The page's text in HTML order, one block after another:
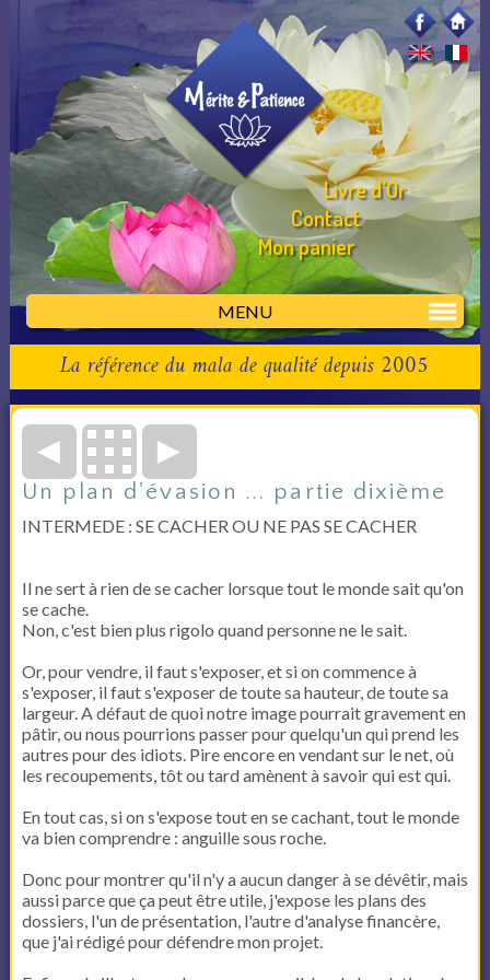
MENU
Livre d'Or
Contact
Mon panier
La référence du mala de qualité depuis 2005
◄ ►
Un plan d'évasion ... partie dixième
INTERMEDE : SE CACHER OU NE PAS SE CACHER
Il ne sert à rien de se cacher lorsque tout le monde sait qu'on
se cache.
Non, c'est bien plus rigolo quand personne ne le sait.
Or, pour vendre, il faut s'exposer, et si on commence à
s'exposer, il faut s'exposer de toute sa hauteur, de toute sa
largeur. A défaut de quoi notre image pourrait gravement en
pâtir, ou nous pourrions passer pour quelqu'un qui prend les
autres pour des idiots. Pire encore en vendant sur le net, où
les recoupements, tôt ou tard amènent à savoir qui est qui.
En tout cas, si on s'expose tout en se cachant, tout le monde
va bien comprendre : anguille sous roche.
Donc pour montrer qu'il n'y a aucun danger à se dévêtir, mais
aussi parce que ça peut être utile, j'expose les plans des
dossiers, l'un de présentation, l'autre d'analyse financère,
que j'ai rédigé pour défendre mon projet.